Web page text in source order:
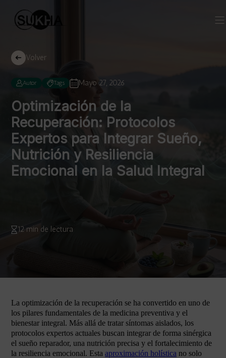
Volver
Autor Tags Mayo 27, 2026
Optimización de la
Recuperación: Protocolos
Expertos para Integrar Sueño,
Nutrición y Resiliencia
Emocional en la Salud Integral
12 min de lectura
La optimización de la recuperación se ha convertido en uno de
los pilares fundamentales de la medicina preventiva y el
bienestar integral. Más allá de tratar síntomas aislados, los
protocolos expertos actuales buscan integrar de forma sinérgica
el sueño reparador, una nutrición precisa y el fortalecimiento de
la resiliencia emocional. Esta aproximación holística no solo